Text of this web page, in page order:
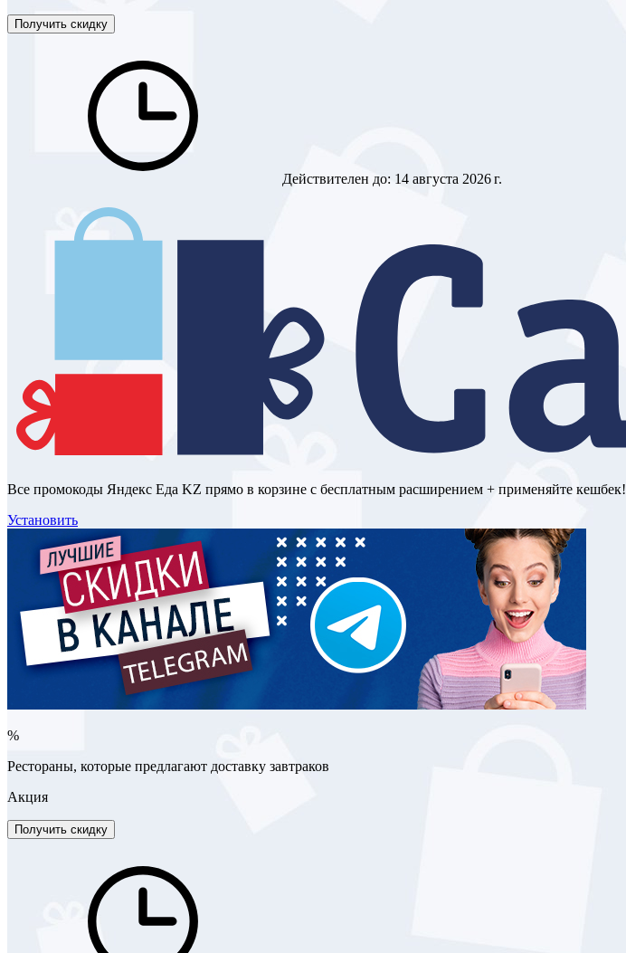
Получить скидку
Действителен до: 14 августа 2026 г.
Все промокоды Яндекс Еда KZ прямо в корзине с бесплатным расширением + применяйте кешбек!
Установить
%
Рестораны, которые предлагают доставку завтраков
Акция
Получить скидку